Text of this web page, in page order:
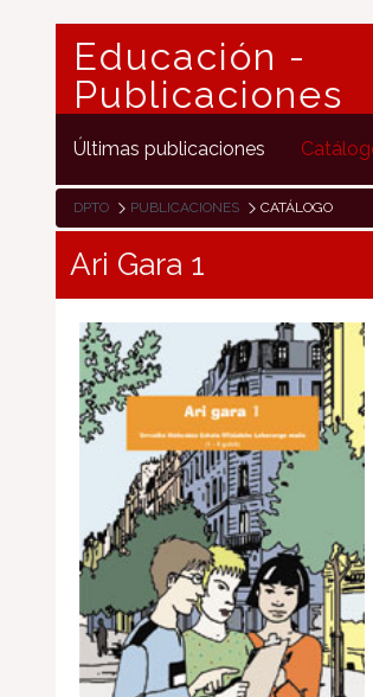
Educación -
Publicaciones
Últimas publicaciones
DPTO PUBLICACIONES CATÁLOGO
Ari Gara 1